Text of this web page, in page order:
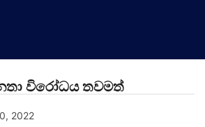
විරෝධය තවමත්
2022